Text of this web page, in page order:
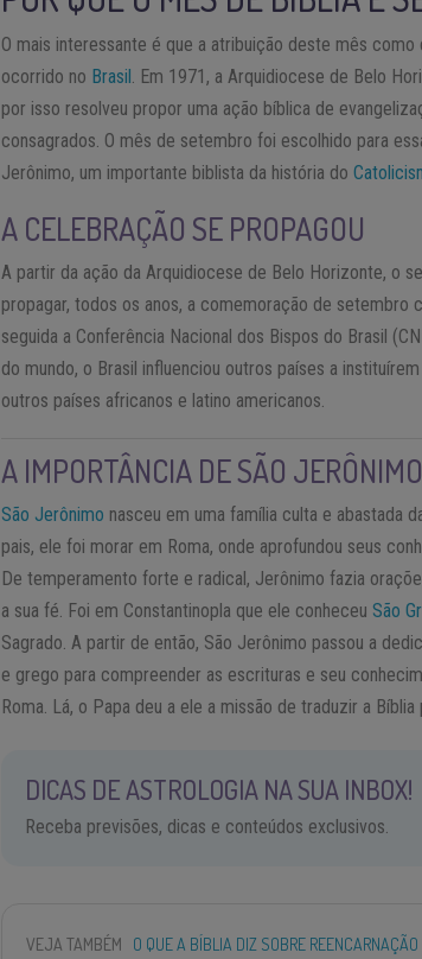
O mais interessante é que a atribuição deste mês
ocorrido no Brasil . Em 1971, a Arquidiocese de Belo
por isso resolveu propor uma ação bíblica de
consagrados. O mês de setembro foi escolhido para
Jerônimo, um importante biblista da história do
A CELEBRAÇÃO SE PROPAGOU
A partir da ação da Arquidiocese de Belo Horizonte, o
propagar, todos os anos, a comemoração de setembro
seguida a Conferência Nacional dos Bispos do Brasil
do mundo, o Brasil influenciou outros países a
outros países africanos e latino americanos.
A IMPORTÂNCIA DE SÃO JERÔNIMO
São Jerônimo nasceu em uma família culta e abastada
pais, ele foi morar em Roma, onde aprofundou seus
De temperamento forte e radical, Jerônimo fazia
a sua fé. Foi em Constantinopla que ele conheceu São
Sagrado. A partir de então, São Jerônimo passou a
e grego para compreender as escrituras e seu
Roma. Lá, o Papa deu a ele a missão de traduzir a
DICAS DE ASTROLOGIA NA SUA INBOX!
Receba previsões, dicas e conteúdos exclusivos.
VEJA TAMBÉM O QUE A BÍBLIA DIZ SOBRE REENCARNAÇÃO